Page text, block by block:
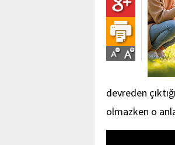
devreden
olmazken o